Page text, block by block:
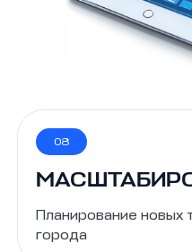
08
Планирование новых
города